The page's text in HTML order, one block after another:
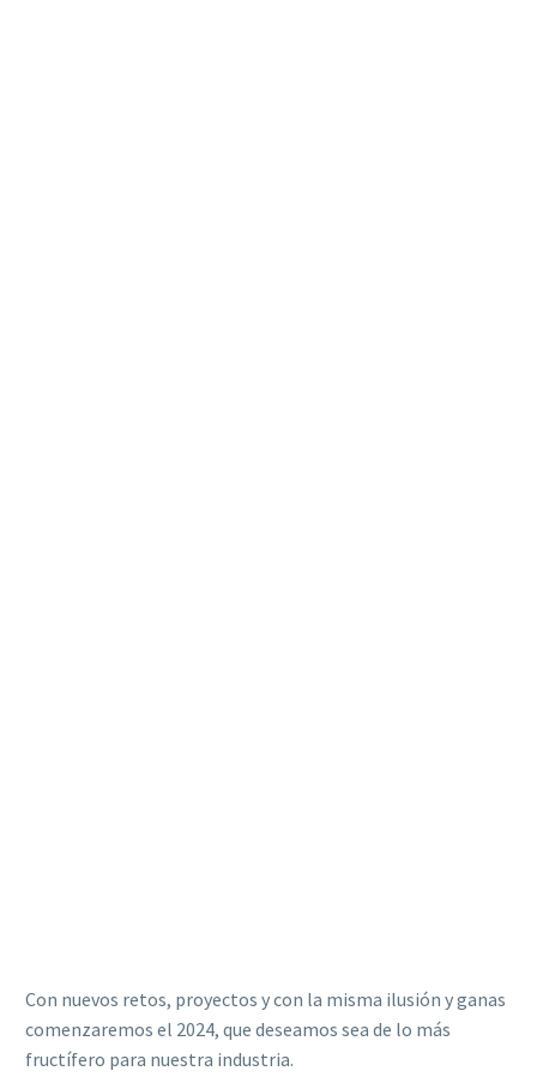
Con nuevos retos, proyectos y con la misma ilusión y ganas
comenzaremos el 2024, que deseamos sea de lo más
fructífero para nuestra industria.